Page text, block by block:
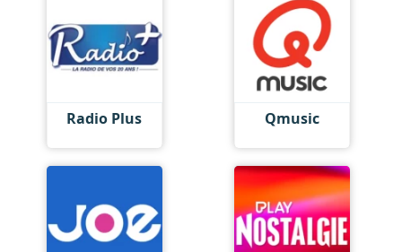
Radio Plus Qmusic